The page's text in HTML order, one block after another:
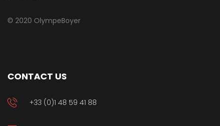
© 2020 OlympeBoyer
CONTACT US
+33 (0)1 48 59 41 88